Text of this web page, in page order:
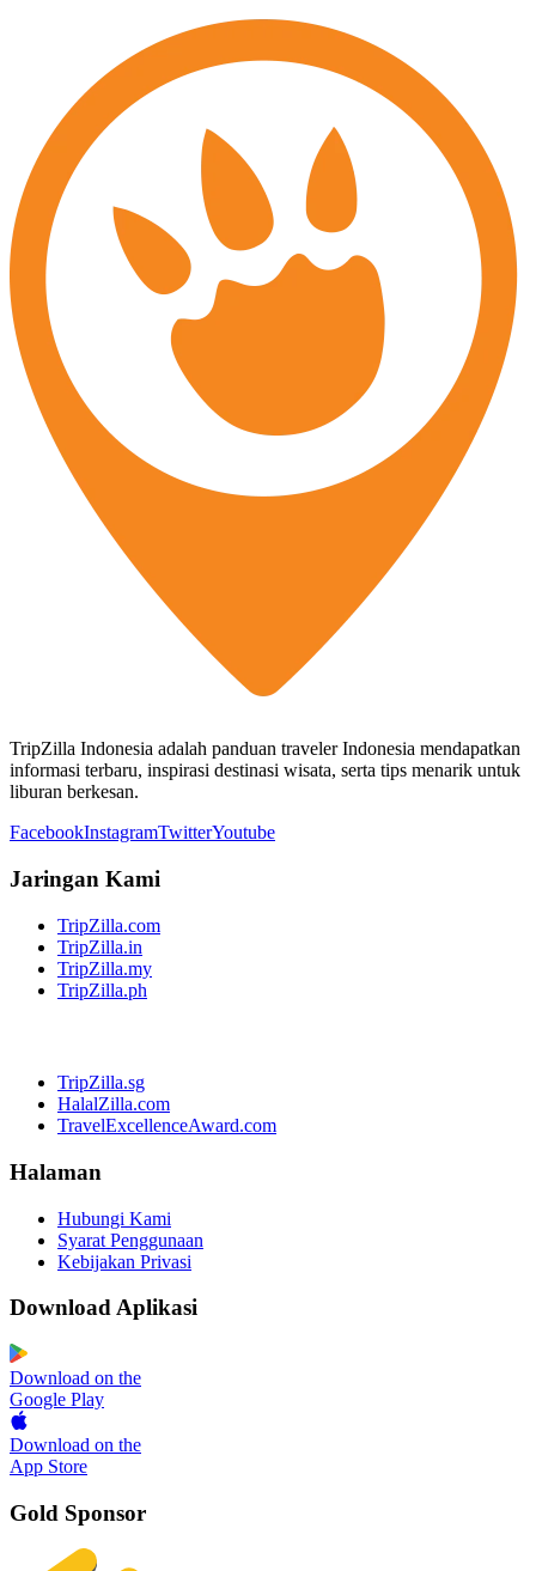
TripZilla Indonesia adalah panduan traveler Indonesia mendapatkan
informasi terbaru, inspirasi destinasi wisata, serta tips menarik untuk
liburan berkesan.
FacebookInstagramTwitterYoutube
Jaringan Kami
TripZilla.com
TripZilla.in
TripZilla.my
TripZilla.ph
TripZilla.sg
HalalZilla.com
TravelExcellenceAward.com
Halaman
Hubungi Kami
Syarat Penggunaan
Kebijakan Privasi
Download Aplikasi
Download on the
Google Play
Download on the
App Store
Gold Sponsor